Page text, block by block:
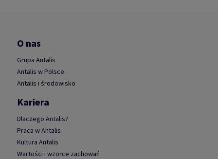
O nas
Grupa Antalis
Antalis w Polsce
Antalis i środowisko
Kariera
Dlaczego Antalis?
Praca w Antalis
Kultura Antalis
Wartości i wzorce zachowań